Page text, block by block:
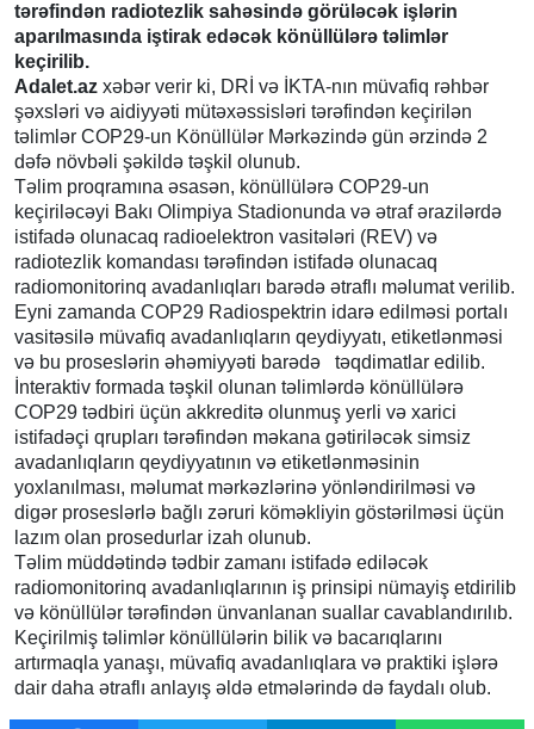
tərəfindən radiotezlik sahəsində görüləcək işlərin
aparılmasında iştirak edəcək könüllülərə təlimlər
keçirilib.
Adalet.az xəbər verir ki, DRİ və İKTA-nın müvafiq rəhbər
şəxsləri və aidiyyəti mütəxəssisləri tərəfindən keçirilən
təlimlər COP29-un Könüllülər Mərkəzində gün ərzində 2
dəfə növbəli şəkildə təşkil olunub.
Təlim proqramına əsasən, könüllülərə COP29-un
keçiriləcəyi Bakı Olimpiya Stadionunda və ətraf ərazilərdə
istifadə olunacaq radioelektron vasitələri (REV) və
radiotezlik komandası tərəfindən istifadə olunacaq
radiomonitorinq avadanlıqları barədə ətraflı məlumat verilib.
Eyni zamanda COP29 Radiospektrin idarə edilməsi portalı
vasitəsilə müvafiq avadanlıqların qeydiyyatı, etiketlənməsi
və bu proseslərin əhəmiyyəti barədə təqdimatlar edilib.
İnteraktiv formada təşkil olunan təlimlərdə könüllülərə
COP29 tədbiri üçün akkreditə olunmuş yerli və xarici
istifadəçi qrupları tərəfindən məkana gətiriləcək simsiz
avadanlıqların qeydiyyatının və etiketlənməsinin
yoxlanılması, məlumat mərkəzlərinə yönləndirilməsi və
digər proseslərlə bağlı zəruri köməkliyin göstərilməsi üçün
lazım olan prosedurlar izah olunub.
Təlim müddətində tədbir zamanı istifadə ediləcək
radiomonitorinq avadanlıqlarının iş prinsipi nümayiş etdirilib
və könüllülər tərəfindən ünvanlanan suallar cavablandırılıb.
Keçirilmiş təlimlər könüllülərin bilik və bacarıqlarını
artırmaqla yanaşı, müvafiq avadanlıqlara və praktiki işlərə
dair daha ətraflı anlayış əldə etmələrində də faydalı olub.